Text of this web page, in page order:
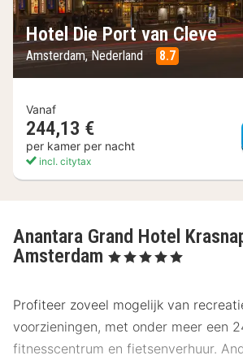
Hotel Die Port van Cleve
Amsterdam, Nederland 8.7
Vanaf
244,13 €
per kamer per nacht
incl. citytax
Anantara Grand Hotel
Amsterdam , 5 Sterren
Profiteer zoveel mogelijk van
voorzieningen, met onder meer een
fitnesscentrum en fietsenverhuur.